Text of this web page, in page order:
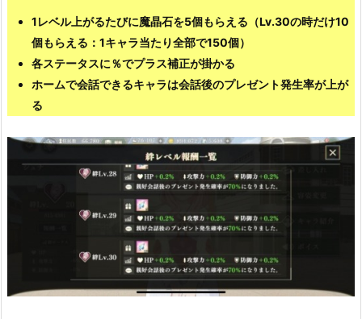
1レベル上がるたびに魔晶石を5個もらえる（Lv.30の時だけ10
個もらえる：1キャラ当たり全部で150個）
各ステータスに％でプラス補正が掛かる
ホームで会話できるキャラは会話後のプレゼント発生率が上が
る